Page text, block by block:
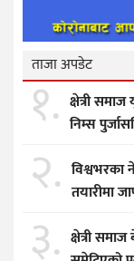
ताजा अपडेट
१. क्षेत्री समाज
निम्स
२. विश्वभरका
तयारीमा
३. क्षेत्री